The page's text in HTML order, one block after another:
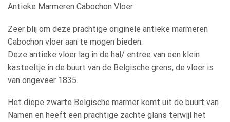
Antieke Marmeren Cabochon Vloer.
Zeer blij om deze prachtige originele antieke marmeren
Cabochon vloer aan te mogen bieden.
Deze antieke vloer lag in de hal/ entree van een klein
kasteeltje in de buurt van de Belgische grens, de vloer is
van ongeveer 1835.
Het diepe zwarte Belgische marmer komt uit de buurt van
Namen en heeft een prachtige zachte glans terwijl het